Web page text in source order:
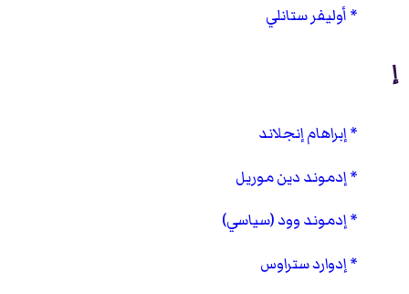
أوليفر ستانلي
إ
إبراهام إنجلاند
إدموند دين موريل
إدموند وود (سياسي)
إدوارد ستراوس